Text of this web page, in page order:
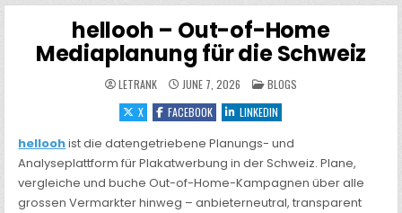
hellooh – Out-of-Home
Mediaplanung für die Schweiz
LETRANK JUNE 7, 2026 POSTED
IN
BLOGS
X
FACEBOOK LINKEDIN
helloohist die datengetriebene Planungs- und
Analyseplattform für Plakatwerbung in der Schweiz. Plane,
vergleiche und buche Out-of-Home-Kampagnen über alle
grossen Vermarkter hinweg – anbieterneutral, transparent